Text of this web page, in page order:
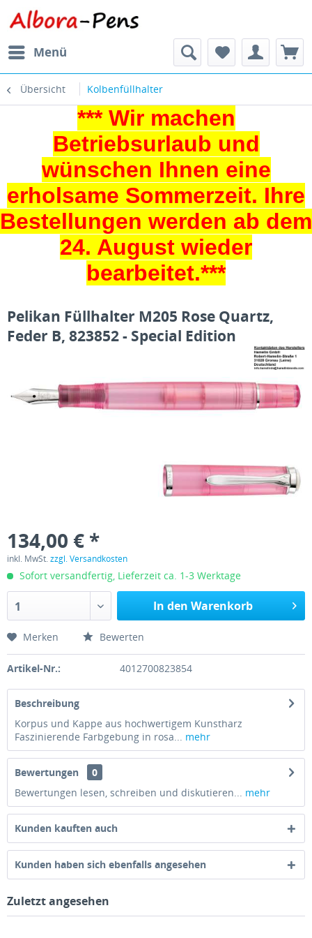
Menü
Übersicht Kolbenfüllhalter
*** Wir machen
Betriebsurlaub und
wünschen Ihnen eine
erholsame Sommerzeit. Ihre
Bestellungen werden ab dem
24. August wieder
bearbeitet.***
Pelikan Füllhalter M205 Rose Quartz,
Feder B, 823852 - Special Edition
134,00 € *
inkl. MwSt.zzgl. Versandkosten
Sofort versandfertig, Lieferzeit ca. 1-3 Werktage
1 In den Warenkorb
Merken Bewerten
Artikel-Nr.: 4012700823854
Beschreibung
Korpus und Kappe aus hochwertigem Kunstharz
Faszinierende Farbgebung in rosa... mehr
Bewertungen
0
Bewertungen lesen, schreiben und diskutieren... mehr
Kunden kauften auch
Kunden haben sich ebenfalls angesehen
Zuletzt angesehen